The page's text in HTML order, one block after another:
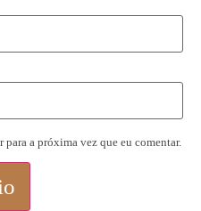
para a próxima vez que eu comentar.